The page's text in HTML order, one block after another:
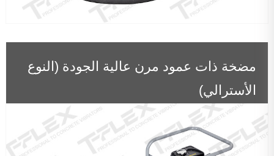
مضخة ذات عمود مرن عالية الجودة (النوع
الأسترالي)